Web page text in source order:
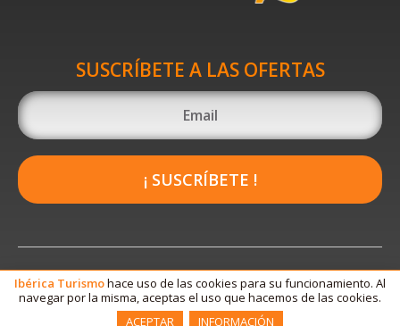
SUSCRÍBETE A LAS OFERTAS
¡ SUSCRÍBETE !
Ibérica Turismohace uso de las cookies para su funcionamiento. Al
navegar por la misma, aceptas el uso que hacemos de las cookies.
ACEPTAR
INFORMACIÓN